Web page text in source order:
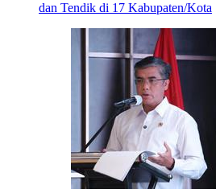
dan Tendik di 17 Kabupaten/Kota